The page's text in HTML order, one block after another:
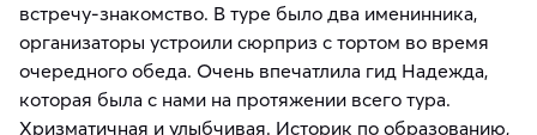
встречу-знакомство. В туре было два именинника,
организаторы устроили сюрприз с тортом во время
очередного обеда. Очень впечатлила гид Надежда,
которая была с нами на протяжении всего тура.
Хризматичная и улыбчивая. Историк по образованию,